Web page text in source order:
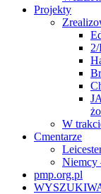
Projekty
W
Cmentarze
Niemcy
pmp.org.pl